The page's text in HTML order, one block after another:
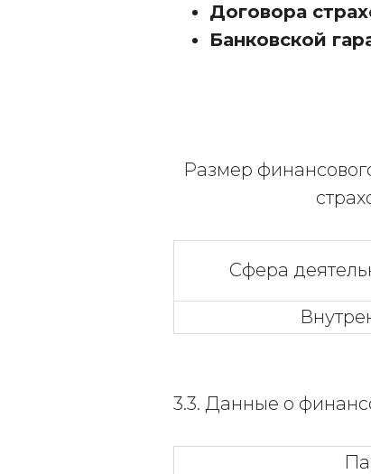
Договора
Банковской
Размер
Сфера
3.3. Данные о